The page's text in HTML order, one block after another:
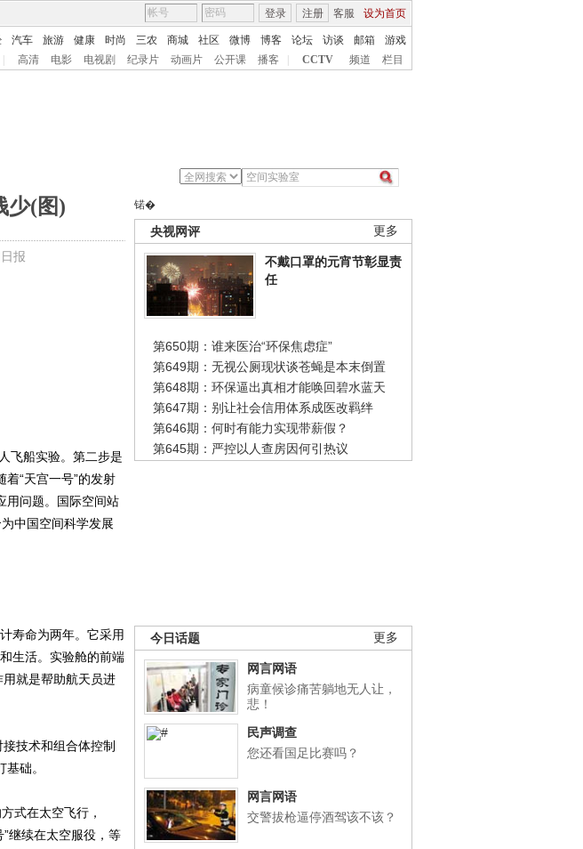
客服 设为首页
登录 注册
汽车 旅游 健康 时尚 三农 商城 社区 微博 博客 论坛 访谈 邮箱
游戏
高清 电影 电视剧 纪录片 动画片 公开课 播客 CCTV 频道 栏目
少(图)
报
锘�
更多
央视网评
不戴口罩的元宵节彰显责
任
第650期：谁来医治“环保焦虑症”
第649期：无视公厕现状谈苍蝇是本末倒置
第648期：环保逼出真相才能唤回碧水蓝天
第647期：别让社会信用体系成医改羁绊
第646期：何时有能力实现带薪假？
第645期：严控以人查房因何引热议
更多
今日话题
网言网语
病童候诊痛苦躺地无人让，
悲！
民声调查
您还看国足比赛吗？
网言网语
交警拔枪逼停酒驾该不该？
飞船实验。第二步是
“天宫一号”的发射
用问题。国际空间站
中国空间科学发展
寿命为两年。它采用
生活。实验舱的前端
就是帮助航天员进
技术和组合体控制
础。
式在太空飞行，
”继续在太空服役，等